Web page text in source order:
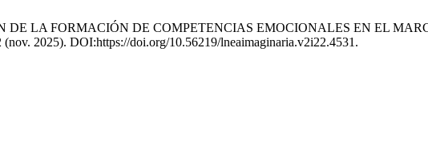
DE LA FORMACIÓN DE COMPETENCIAS EMOCIONALES EN EL
(nov. 2025). DOI:https://doi.org/10.56219/lneaimaginaria.v2i22.4531.